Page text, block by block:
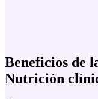
Beneficios de
Nutrición